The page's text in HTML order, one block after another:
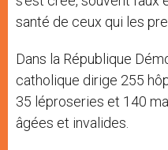
santé de ceux qui les
Dans la République
catholique dirige 255
35 léproseries et 140
âgées et invalides.